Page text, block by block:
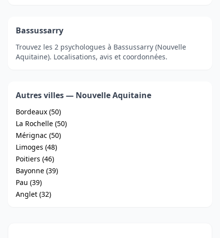
Bassussarry
Trouvez les 2 psychologues à Bassussarry (Nouvelle
Aquitaine). Localisations, avis et coordonnées.
Autres villes — Nouvelle Aquitaine
Bordeaux (50)
La Rochelle (50)
Mérignac (50)
Limoges (48)
Poitiers (46)
Bayonne (39)
Pau (39)
Anglet (32)